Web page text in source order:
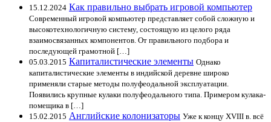
15.12.2024 Как правильно выбрать игровой компьютер
Современный игровой компьютер представляет собой сложную и
высокотехнологичную систему, состоящую из целого ряда
взаимосвязанных компонентов. От правильного подбора и
последующей грамотной […]
05.03.2015 Капиталистические элементы Однако
капиталистические элементы в индийской деревне широко
применяли старые методы полуфеодальной эксплуатации.
Появились крупные кулаки полуфеодального типа. Примером кулака-
помещика в […]
15.02.2015 Английские колонизаторы Уже к концу XVIII в. всё